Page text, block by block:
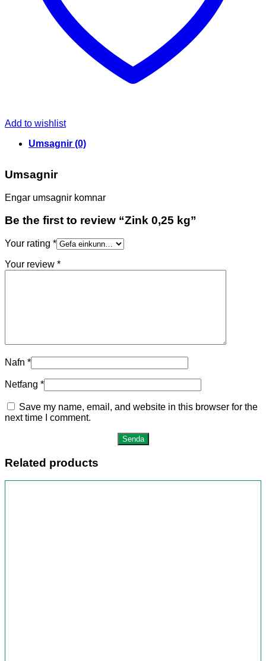
Add to wishlist
Umsagnir (0)
Umsagnir
Engar umsagnir komnar
Be the first to review “Zink 0,25 kg”
Your rating *
Your review *
Nafn *
Netfang *
Save my name, email, and website in this browser for the
next time I comment.
Related products